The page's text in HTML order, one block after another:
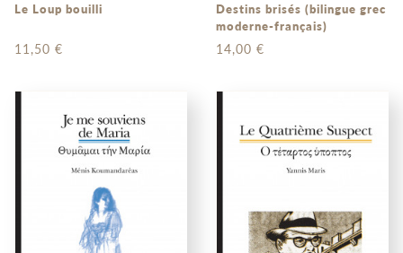
Le Loup bouilli
11,50 €
Destins brisés (bilingue grec
moderne-français)
14,00 €